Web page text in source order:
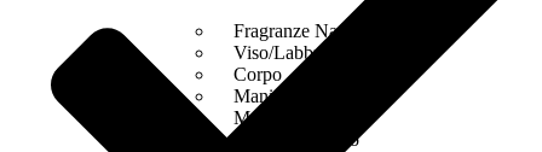
Fragranze Nature
Viso/Labbra/Occhi Nature
Corpo
Mani
Maschera Nature
Trattamenti Viso